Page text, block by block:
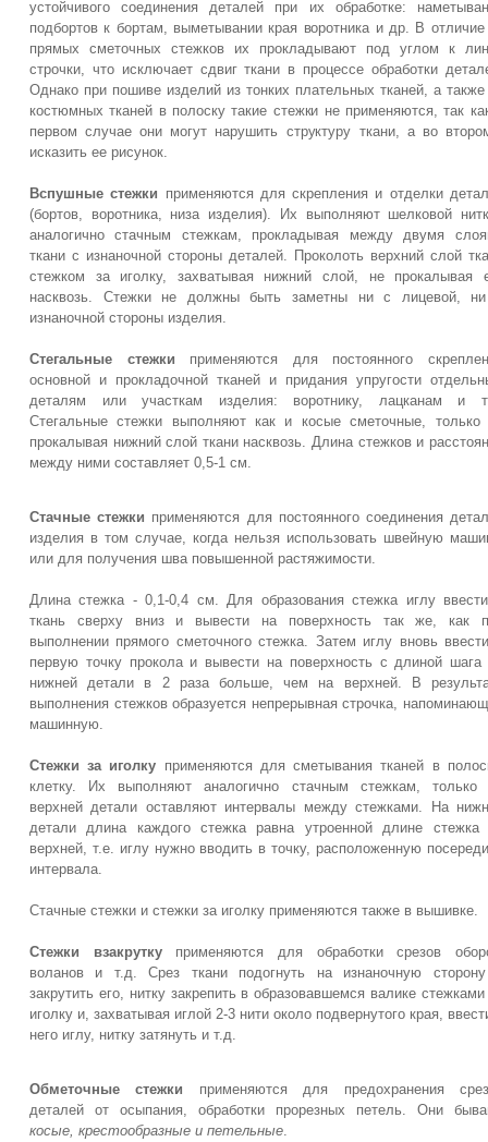
устойчивого соединения деталей при их обработке:
подбортов к бортам, выметывании края воротника и др. В отличие
прямых сметочных стежков их прокладывают под углом к
строчки, что исключает сдвиг ткани в процессе обработки
Однако при пошиве изделий из тонких плательных тканей, а также
костюмных тканей в полоску такие стежки не применяются, так
первом случае они могут нарушить структуру ткани, а во
исказить ее рисунок.
Вспушные стежки применяются для скрепления и отделки
(бортов, воротника, низа изделия). Их выполняют шелковой
аналогично стачным стежкам, прокладывая между двумя
ткани с изнаночной стороны деталей. Проколоть верхний слой
стежком за иголку, захватывая нижний слой, не прокалывая
насквозь. Стежки не должны быть заметны ни с лицевой,
изнаночной стороны изделия.
Стегальные стежки применяются для постоянного
основной и прокладочной тканей и придания упругости
деталям или участкам изделия: воротнику, лацканам и
Стегальные стежки выполняют как и косые сметочные, только
прокалывая нижний слой ткани насквозь. Длина стежков и
между ними составляет 0,5-1 см.
Стачные стежки применяются для постоянного соединения
изделия в том случае, когда нельзя использовать швейную
или для получения шва повышенной растяжимости.
Длина стежка - 0,1-0,4 см. Для образования стежка иглу
ткань сверху вниз и вывести на поверхность так же, как
выполнении прямого сметочного стежка. Затем иглу вновь
первую точку прокола и вывести на поверхность с длиной шага
нижней детали в 2 раза больше, чем на верхней. В
выполнения стежков образуется непрерывная строчка,
машинную.
Стежки за иголку применяются для сметывания тканей в
клетку. Их выполняют аналогично стачным стежкам, только
верхней детали оставляют интервалы между стежками. На
детали длина каждого стежка равна утроенной длине стежка
верхней, т.е. иглу нужно вводить в точку, расположенную
интервала.
Стачные стежки и стежки за иголку применяются также в вышивке.
Стежки взакруткуприменяются для обработки срезов
воланов и т.д. Срез ткани подогнуть на изнаночную
закрутить его, нитку закрепить в образовавшемся валике стежками
иголку и, захватывая иглой 2-3 нити около подвернутого края,
него иглу, нитку затянуть и т.д.
Обметочные стежки применяются для предохранения
деталей от осыпания, обработки прорезных петель. Они
косые, крестообразные и петельные.